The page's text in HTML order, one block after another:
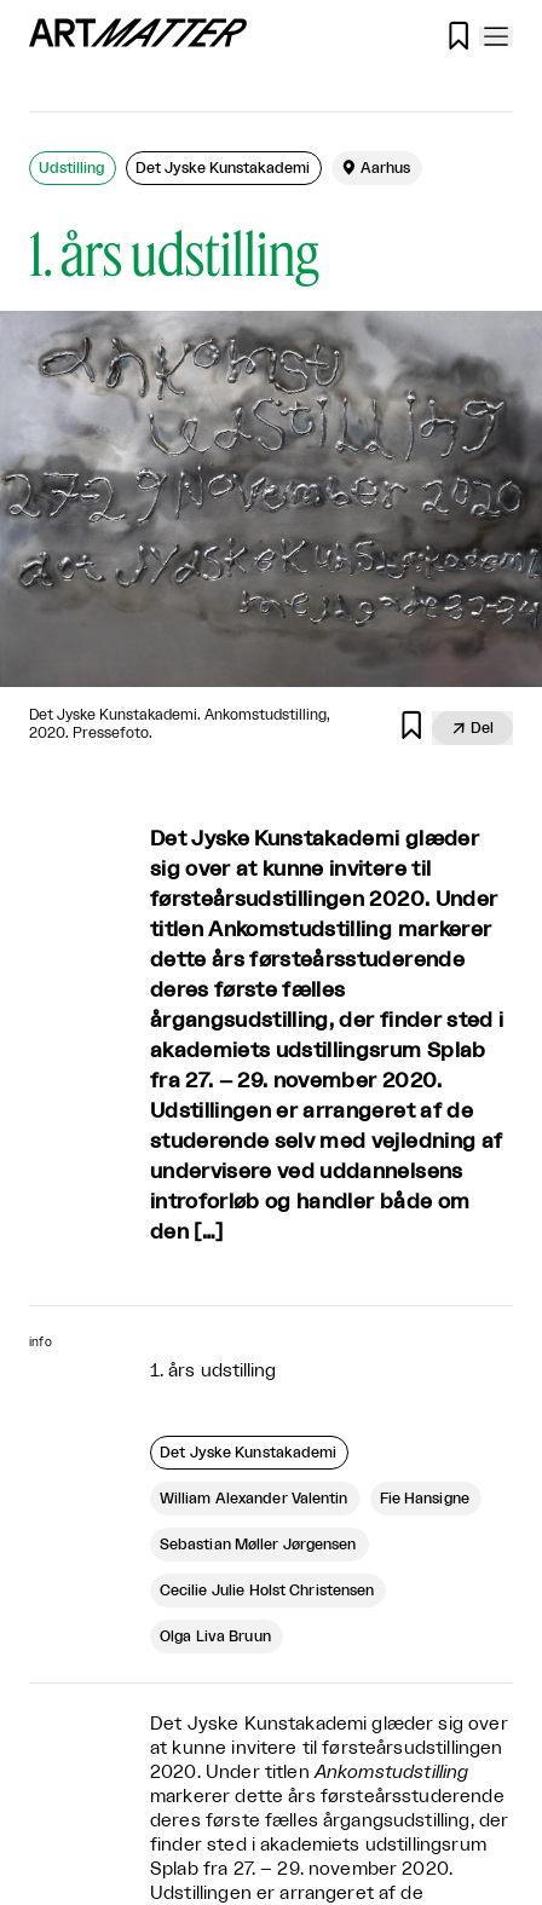

1. års udstilling
Udstilling Det Jyske Kunstakademi  Aarhus
Det Jyske Kunstakademi. Ankomstudstilling,
2020. Pressefoto.
  Del
Det Jyske Kunstakademi glæder
sig over at kunne invitere til
førsteårsudstillingen 2020. Under
titlen Ankomstudstilling markerer
dette års førsteårsstuderende
deres første fælles
årgangsudstilling, der finder sted i
akademiets udstillingsrum Splab
fra 27. – 29. november 2020.
Udstillingen er arrangeret af de
studerende selv med vejledning af
undervisere ved uddannelsens
introforløb og handler både om
den […]
info
1. års udstilling
Det Jyske Kunstakademi
William Alexander Valentin Fie Hansigne
Sebastian Møller Jørgensen
Cecilie Julie Holst Christensen
Olga Liva Bruun
Det Jyske Kunstakademi glæder sig over
at kunne invitere til førsteårsudstillingen
2020. Under titlenAnkomstudstilling
markerer dette års førsteårsstuderende
deres første fælles årgangsudstilling, der
finder sted i akademiets udstillingsrum
Splab fra 27. – 29. november 2020.
Udstillingen er arrangeret af de